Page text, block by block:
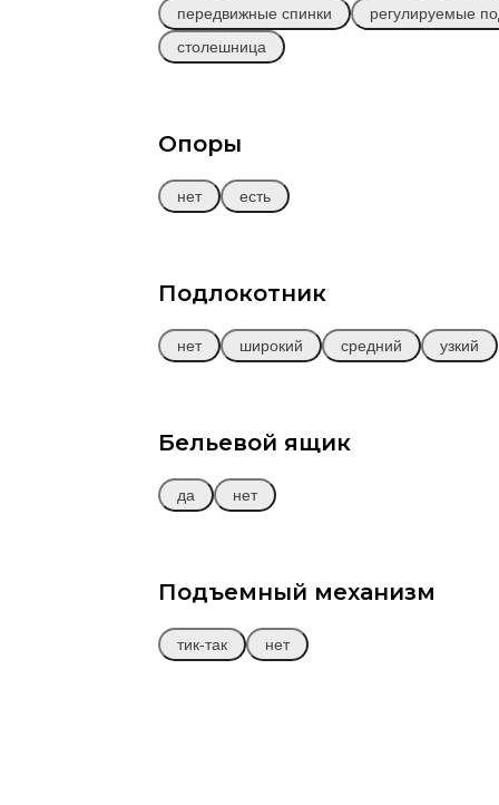
передвижные спинки
регулируемые
столешница
Опоры
нет есть
Подлокотник
нет широкий средний узкий
Бельевой ящик
да нет
Подъемный механизм
тик-так нет
Модульный
Заказать